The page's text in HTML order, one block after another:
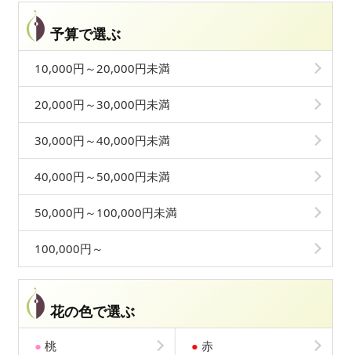
予算で選ぶ
10,000円～20,000円未満
20,000円～30,000円未満
30,000円～40,000円未満
40,000円～50,000円未満
50,000円～100,000円未満
100,000円～
花の色で選ぶ
● 桃 ● 赤